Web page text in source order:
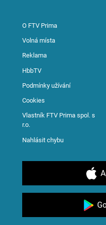
O FTV Prima
Volná místa
Reklama
HbbTV
Podmínky užívání
Cookies
Vlastník FTV Prima spol. s
r.o.
Nahlásit chybu